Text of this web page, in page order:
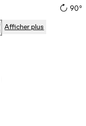
90°
Afficher plus